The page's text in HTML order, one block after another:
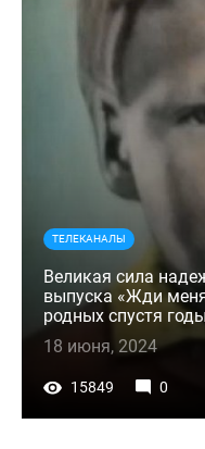
ТЕЛЕКАНАЛЫ
Великая сила
выпуска «Жди
родных спустя годы
18 июня, 2024
15849 0